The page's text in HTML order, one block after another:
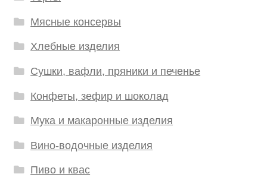
Мясные консервы
Хлебные изделия
Сушки, вафли, пряники и печенье
Конфеты, зефир и шоколад
Мука и макаронные изделия
Вино-водочные изделия
Пиво и квас